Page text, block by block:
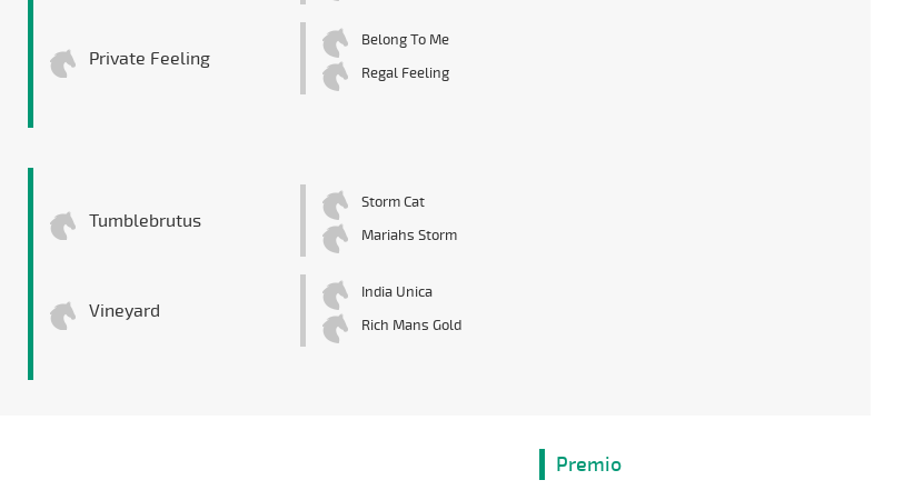
Private Feeling
Belong To Me
Regal Feeling
Tumblebrutus
Storm Cat
Mariahs Storm
Vineyard
India Unica
Rich Mans Gold
Premio